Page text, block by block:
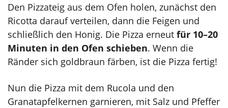
Den Pizzateig aus dem Ofen holen, zunächst den
Ricotta darauf verteilen, dann die Feigen und
schließlich den Honig. Die Pizza erneut für 10–20
Minuten in den Ofen schieben. Wenn die
Ränder sich goldbraun färben, ist die Pizza fertig!
Nun die Pizza mit dem Rucola und den
Granatapfelkernen garnieren, mit Salz und Pfeffer